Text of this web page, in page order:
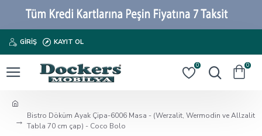
GIRIŞ KAYIT OL
0 0
Bistro Döküm Ayak Çipa-6006 Masa - (Werzalit, Wermodin ve Allzalit
Tabla 70 cm çap) - Coco Bolo